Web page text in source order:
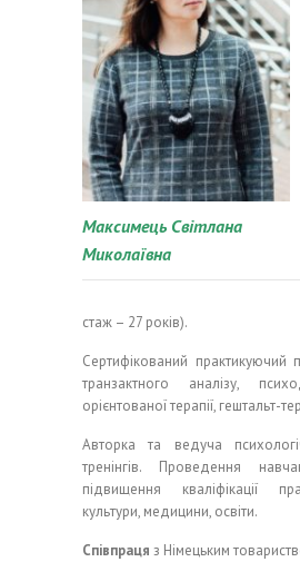
Максимець Світлана
Миколаївна
стаж – 27 років).
Сертифікований практикуючий
транзактного аналізу,
орієнтованої терапії, гештальт-
Авторка та ведуча
тренінгів. Проведення
підвищення кваліфікації
культури, медицини, освіти.
Співпраця з Німецьким